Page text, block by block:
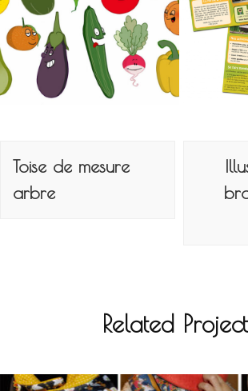
de
l’article
Toise de mesure
arbre
Related